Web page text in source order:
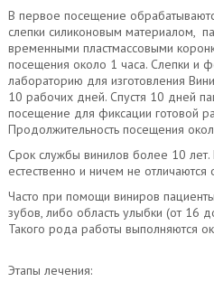
В первое посещение
слепки силиконовым материалом,
временными пластмассовыми
посещения около 1 часа. Слепки и
лабораторию для изготовления
10 рабочих дней. Спустя 10 дней
посещение для фиксации готовой
Продолжительность посещения
Срок службы винилов более 10
естественно и ничем не отличаются
Часто при помощи виниров
зубов, либо область улыбки (от 16
Такого рода работы выполняются
Этапы лечения: